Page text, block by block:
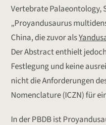
Vertebrate Palaeontology,
„Proyandusaurus
China, die zuvor als
Der Abstract enthielt
Festlegung und keine
nicht die Anforderungen
Nomenclature (ICZN) für
In der PBDB ist